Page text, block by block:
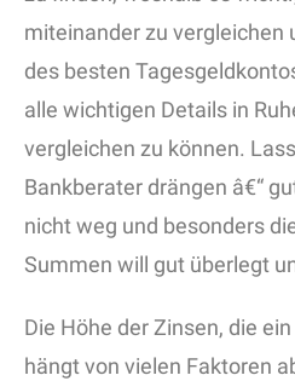
miteinander zu vergleichen
des besten
alle wichtigen Details in
vergleichen zu können.
Bankberater drängen â€“
nicht weg und besonders
Summen will gut überlegt
Die Höhe der Zinsen, die
hängt von vielen Faktoren